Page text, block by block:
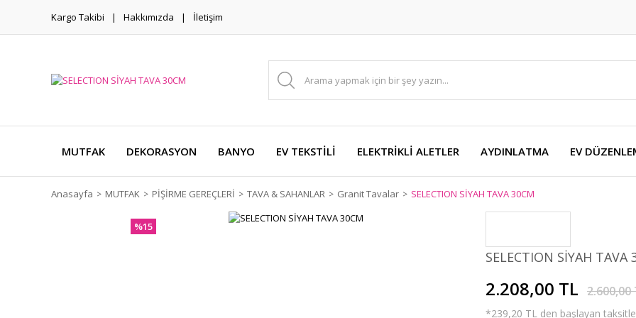
Kargo Takibi Hakkımızda İletişim
MUTFAK DEKORASYON BANYO EV TEKSTİLİ ELEKTRİKLİ ALETLER AYDINLATMA EV
Anasayfa MUTFAK PİŞİRME GEREÇLERİ TAVA & SAHANLAR Granit Tavalar SELECTION SİYAH TAVA 30CM
%15
SELECTION SİYAH TAVA
2.208,00 TL 2.600,00
*239,20 TL den başlayan